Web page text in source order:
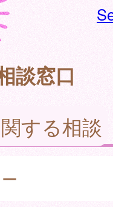
談窓口
する相談